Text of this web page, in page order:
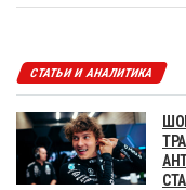
СТАТЬИ И АНАЛИТИКА